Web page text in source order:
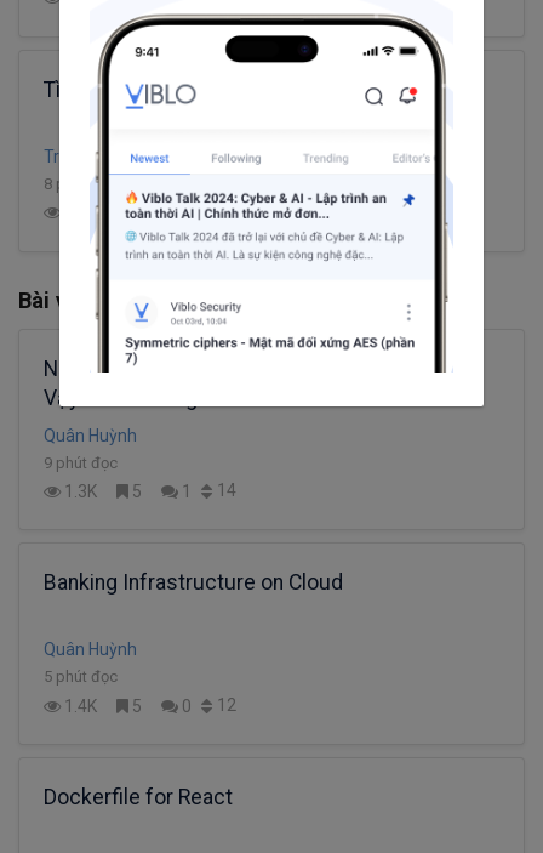
Tìm hiểu Docker
Tran Van Cuong
8 phút đọc
5.0K 8 0 4
Bài viết khác từ Quân Huỳnh
Năm 2025, AI làm sinh viên rất khó kiếm việc.
Vậy ta cần làm gì?
Quân Huỳnh
9 phút đọc
1.3K 5 1 14
Banking Infrastructure on Cloud
Quân Huỳnh
5 phút đọc
1.4K 5 0 12
Dockerfile for React